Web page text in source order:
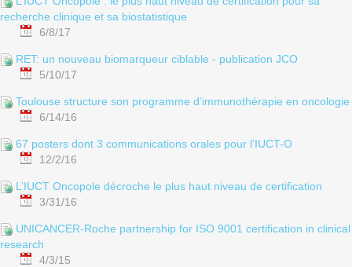
recherche clinique et sa biostatistique
6/8/17
RET: un nouveau biomarqueur ciblable - publication JCO
5/10/17
Toulouse structure son programme d’immunothérapie en oncologie
6/14/16
67 posters dont 3 communications orales pour l’IUCT-O
12/2/16
L’IUCT Oncopole décroche le plus haut niveau de certification
3/31/16
UNICANCER-Roche partnership for ISO 9001 certification in clinical
research
4/3/15